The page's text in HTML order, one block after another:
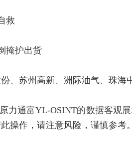
救
掩护出货
苏州高新、洲际油气、珠海
通富YL-OSINT的数据客观展
操作，请注意风险，谨慎参考。